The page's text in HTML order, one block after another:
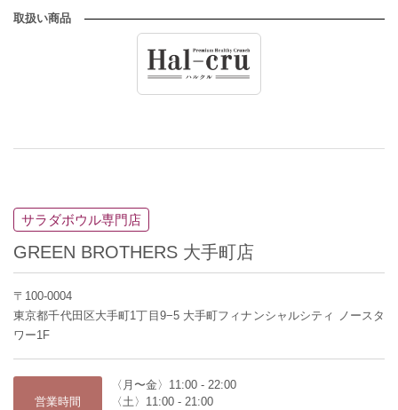
取扱い商品
サラダボウル専門店
GREEN BROTHERS 大手町店
〒100-0004
東京都千代田区大手町1丁目9−5 大手町フィナンシャルシティ ノースタ
ワー1F
営業時間
〈月〜金〉11:00 - 22:00
〈土〉11:00 - 21:00